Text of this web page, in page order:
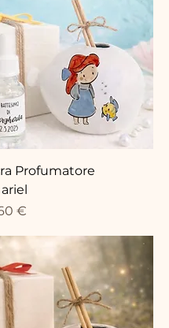
Profumatore
promotionnel
€